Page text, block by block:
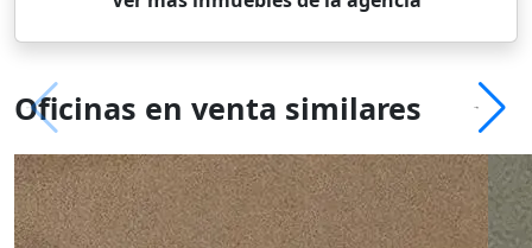
Oficinas en venta similares